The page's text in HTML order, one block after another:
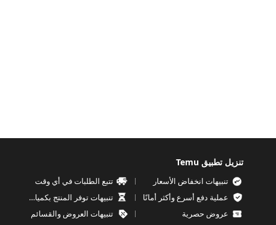
تنزيل تطبيق Temu
تنبيهات انخفاض الأسعار
تتبع الطلبات في أي وقت
عملية دفع أسرع وأكثر أمانًا
تنبيهات توفر المنتج بكميات محدودة
عروض حصرية
تنبيهات العروض والقسائم